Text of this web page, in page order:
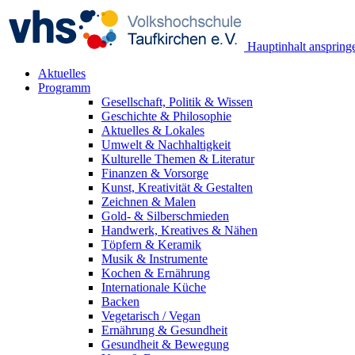
Hauptinhalt
Aktuelles
Programm
Gesellschaft, Politik & Wissen
Geschichte & Philosophie
Aktuelles & Lokales
Umwelt & Nachhaltigkeit
Kulturelle Themen & Literatur
Finanzen & Vorsorge
Kunst, Kreativität & Gestalten
Zeichnen & Malen
Gold- & Silberschmieden
Handwerk, Kreatives & Nähen
Töpfern & Keramik
Musik & Instrumente
Kochen & Ernährung
Internationale Küche
Backen
Vegetarisch / Vegan
Ernährung & Gesundheit
Gesundheit & Bewegung